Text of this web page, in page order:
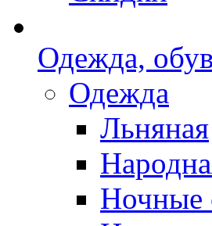
Одежда,
Одежда
Льняная
Ночные